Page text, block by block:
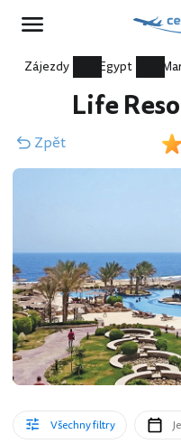
Zájezdy Egypt
Life
Zpět
Všechny filtry